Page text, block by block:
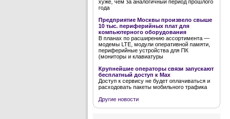
хуже, чем за аналогичный период прошлого
года
Предприятие Москвы произвело свыше
10 тыс. периферийных плат для
компьютерного оборудования
В планах по расширению ассортимента —
модемы LTE, модули оперативной памяти,
периферийные устройства для ПК
(мониторы и клавиатуры
Крупнейшие операторы связи запускают
бесплатный доступ к Мах
Доступ к сервису не будет оплачиваться и
расходовать пакеты мобильного трафика
Другие новости